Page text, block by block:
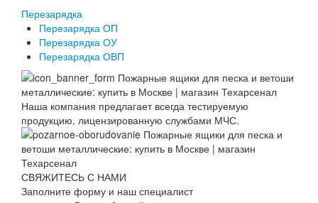
Перезарядка
Перезарядка ОП
Перезарядка ОУ
Перезарядка ОВП
Наша компания предлагает всегда тестируемую
продукцию, лицензированную службами МЧС.
СВЯЖИТЕСЬ С НАМИ
Заполните форму и наш специалист